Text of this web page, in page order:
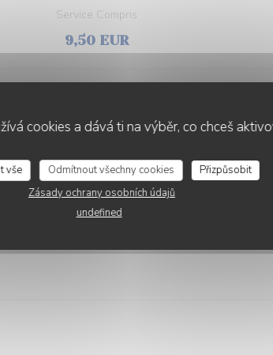
cookies a dává ti na výběr, co chceš
vše Odmítnout všechny cookies
Přizpůsobit
Zásady ochrany osobních údajů
undefined
Service Compris
9,50 EUR
blanc ou poulet)
poulet